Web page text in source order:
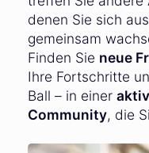
denen Sie sich
gemeinsam
Finden Sie neue
Ihre Fortschritte
Ball – in einer
Community, die